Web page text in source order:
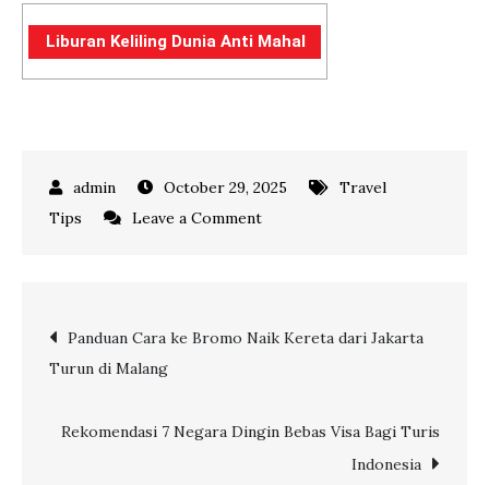
Liburan Keliling Dunia Anti Mahal
October 29, 2025
Travel
Tips
Leave a Commenton
Cara
Paspor
Post
navigation
Panduan Cara ke Bromo Naik Kereta dari Jakarta
Turun di Malang
Rekomendasi 7 Negara Dingin Bebas Visa Bagi Turis
Indonesia